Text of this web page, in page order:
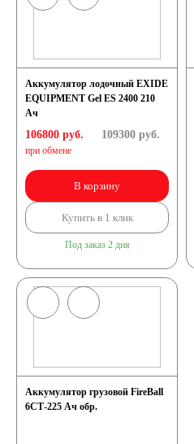
Аккумулятор лодочный EXIDE
EQUIPMENT Gel ES 2400 210
Ач
106800 руб.
при обмене
109300руб.
В корзину
Купить в 1 клик
Под заказ 2 дня
Аккумулятор грузовой FireBall
6СТ-225 Ач обр.